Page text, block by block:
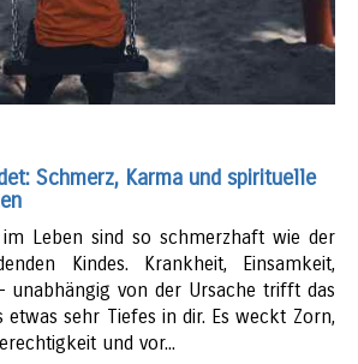
Schmerz, Karma und spirituelle
Leben sind so schmerzhaft wie der
Kindes. Krankheit, Einsamkeit,
unabhängig von der Ursache trifft das
etwas sehr Tiefes in dir. Es weckt Zorn,
und vor...